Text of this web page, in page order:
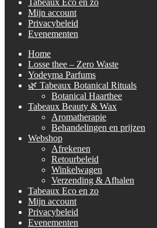
Tabeaux Eco en zo
Mijn account
Privacybeleid
Evenementen
Home
Losse thee – Zero Waste
Yodeyma Parfums
🌿 Tabeaux Botanical Rituals
Botanical Haarthee
Tabeaux Beauty & Wax
Aromatherapie
Behandelingen en prijzen
Webshop
Afrekenen
Retourbeleid
Winkelwagen
Verzending & Afhalen
Tabeaux Eco en zo
Mijn account
Privacybeleid
Evenementen